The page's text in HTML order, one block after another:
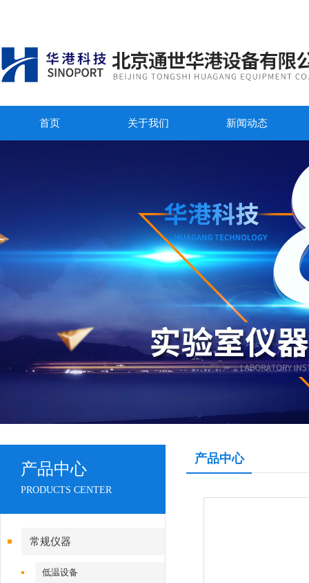
首页 关于我们 新闻动态
产品中心
PRODUCTS CENTER
常规仪器
低温设备
产品中心